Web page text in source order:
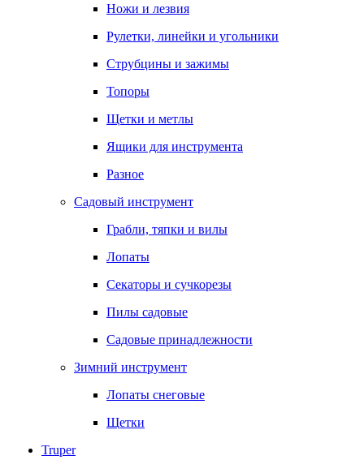
Ножи и лезвия
Рулетки, линейки и угольники
Струбцины и зажимы
Топоры
Щетки и метлы
Ящики для инструмента
Разное
Садовый инструмент
Грабли, тяпки и вилы
Лопаты
Секаторы и сучкорезы
Пилы садовые
Садовые принадлежности
Зимний инструмент
Лопаты снеговые
Щетки
Truper